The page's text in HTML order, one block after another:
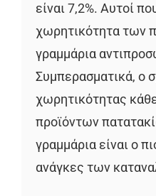
είναι 7,2%. Αυτοί
χωρητικότητα των
γραμμάρια
Συμπερασματικά, ο
χωρητικότητας
προϊόντων
γραμμάρια είναι ο
ανάγκες των